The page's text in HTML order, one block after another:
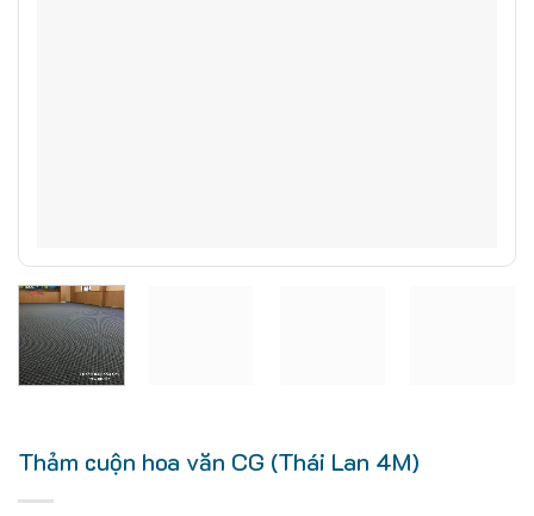
Thảm cuộn hoa văn CG (Thái Lan 4M)